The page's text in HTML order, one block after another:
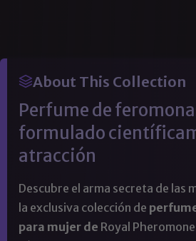
About This Collection
Perfume de
formulado
atracción
Descubre el arma secreta de las
la exclusiva colección de
para mujer de Royal